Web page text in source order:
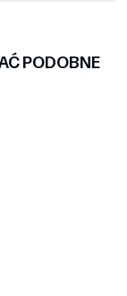
PODOBNE